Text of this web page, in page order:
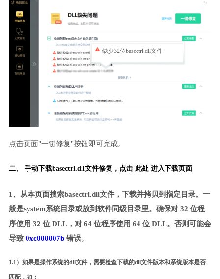
缺少32位basectrl.dll文件
点击页面"一键修复"按钮即可完成。
二、 手动下载basectrl.dll文件修复， 点击 此处 进入下载页面
1、从本页面搜索basectrl.dll文件，下载并拷贝到指定目录。一
般是system系统目录或放到软件同级目录里。确保对 32 位程
序使用 32 位 DLL，对 64 位程序使用 64 位 DLL。否则可能会
导致 0xc000007b错误。
1.1）如果是操作系统的dll文件，需要检查下载的dll文件版本和系统版本是否
匹配，如：